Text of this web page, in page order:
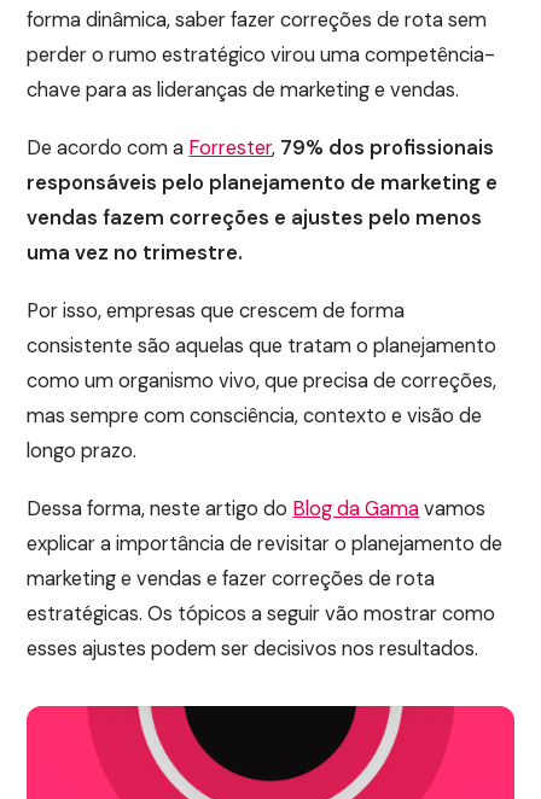
forma dinâmica, saber fazer correções de rota sem
perder o rumo estratégico virou uma competência-
chave para as lideranças de marketing e vendas.
De acordo com a Forrester, 79% dos profissionais
responsáveis pelo planejamento de marketing e
vendas fazem correções e ajustes pelo menos
uma vez no trimestre.
Por isso, empresas que crescem de forma
consistente são aquelas que tratam o planejamento
como um organismo vivo, que precisa de correções,
mas sempre com consciência, contexto e visão de
longo prazo.
Dessa forma, neste artigo do Blog da Gamavamos
explicar a importância de revisitar o planejamento de
marketing e vendas e fazer correções de rota
estratégicas. Os tópicos a seguir vão mostrar como
esses ajustes podem ser decisivos nos resultados.